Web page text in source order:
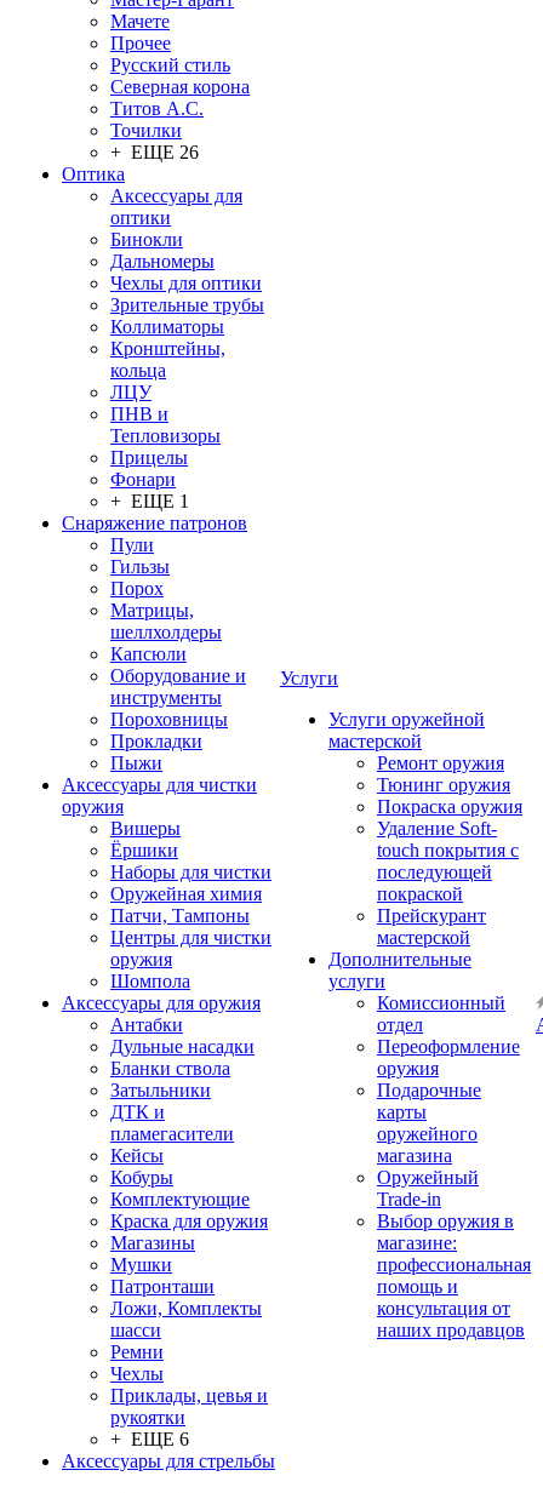
Мачете
Прочее
Русский стиль
Северная корона
Титов А.С.
Точилки
+ ЕЩЕ 26
Оптика
Аксессуары для
оптики
Бинокли
Дальномеры
Чехлы для оптики
Зрительные трубы
Коллиматоры
Кронштейны,
кольца
ЛЦУ
ПНВ и
Тепловизоры
Прицелы
Фонари
+ ЕЩЕ 1
Снаряжение патронов
Пули
Гильзы
Порох
Матрицы,
шеллхолдеры
Капсюли
Оборудование и
инструменты
Пороховницы
Прокладки
Пыжи
Аксессуары для чистки
оружия
Вишеры
Ёршики
Наборы для чистки
Оружейная химия
Патчи, Тампоны
Центры для чистки
оружия
Шомпола
Аксессуары для оружия
Антабки
Дульные насадки
Бланки ствола
Затыльники
ДТК и
пламегасители
Кейсы
Кобуры
Комплектующие
Краска для оружия
Магазины
Мушки
Патронташи
Ложи, Комплекты
шасси
Ремни
Чехлы
Приклады, цевья и
рукоятки
+ ЕЩЕ 6
Аксессуары для стрельбы
Услуги
Услуги оружейной
мастерской
Ремонт оружия
Тюнинг оружия
Покраска оружия
Удаление Soft-
touch покрытия с
последующей
покраской
Прейскурант
мастерской
Дополнительные
услуги
Комиссионный
отдел
Переоформление
оружия
Подарочные
карты
оружейного
магазина
Оружейный
Trade-in
Выбор оружия в
магазине:
профессиональная
помощь и
консультация от
наших продавцов